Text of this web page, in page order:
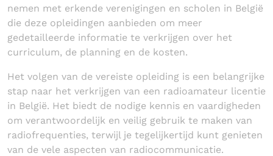
nemen met erkende verenigingen en scholen in België
die deze opleidingen aanbieden om meer
gedetailleerde informatie te verkrijgen over het
curriculum, de planning en de kosten.
Het volgen van de vereiste opleiding is een belangrijke
stap naar het verkrijgen van een radioamateur licentie
in België. Het biedt de nodige kennis en vaardigheden
om verantwoordelijk en veilig gebruik te maken van
radiofrequenties, terwijl je tegelijkertijd kunt genieten
van de vele aspecten van radiocommunicatie.